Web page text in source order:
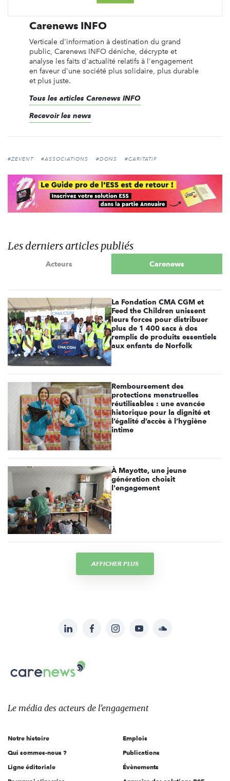
Carenews INFO
Verticale d'information à destination du grand
public, Carenews INFO déniche, décrypte et
analyse les faits d'actualité relatifs à l'engagement
en faveur d'une société plus solidaire, plus durable
et plus juste.
Tous les articles Carenews INFO
Recevoir les news
#ZEVENT #ASSOCIATIONS #DONS #CARITATIF
Les derniers articles publiés
Acteurs Carenews
La Fondation CMA CGM et
Feed the Children unissent
leurs forces pour distribuer
plus de 1 400 sacs à dos
remplis de produits essentiels
aux enfants de Norfolk
Remboursement des
protections menstruelles
réutilisables : une avancée
historique pour la dignité et
l’égalité d’accès à l’hygiène
intime
À Mayotte, une jeune
génération choisit
l'engagement
AFFICHER PLUS
sur:
LinkedInFacebookInstagramYouTubeSoundcloud
Carenews,
Le
des
l'engagement
Le média des acteurs de l'engagement
Notre histoire
Qui sommes-nous ?
Ligne éditoriale
Emplois
Publications
Évènements